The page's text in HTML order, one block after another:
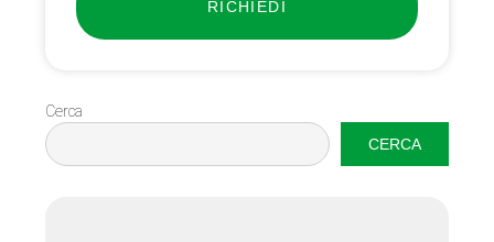
RICHIEDI
Cerca
CERCA